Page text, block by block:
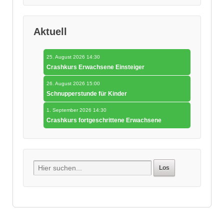
Aktuell
25. August 2026 14:30
Crashkurs Erwachsene Einsteiger
26. August 2026 15:00
Schnupperstunde für Kinder
1. September 2026 14:30
Crashkurs fortgeschrittene Erwachsene